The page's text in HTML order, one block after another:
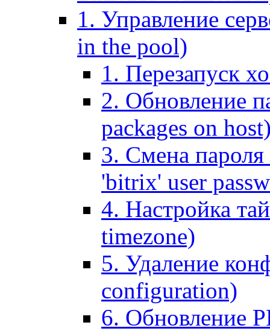
1. Управление
in the pool)
1. Перезапуск
2. Обновление
packages on
3. Смена пароля
'bitrix' user
4. Настройка
timezone)
5. Удаление
configuration)
6. Обновление